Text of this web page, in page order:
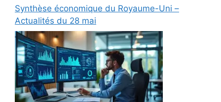
Synthèse économique du Royaume-Uni –
Actualités du 28 mai